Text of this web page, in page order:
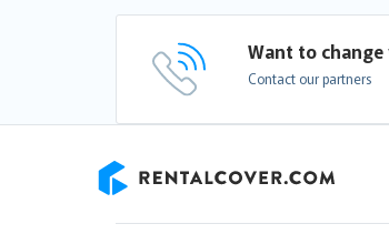
Want to
Contact our partners